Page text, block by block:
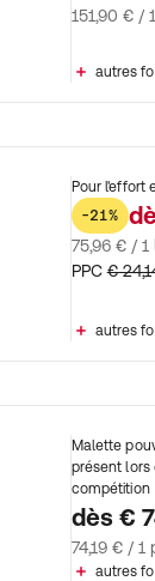
151,90 € /
autres
Pour l'effort
-21%
75,96 € / 1
PPC €
autres
Malette
présent lors
compétition
dès €
74,19 € / 1
autres